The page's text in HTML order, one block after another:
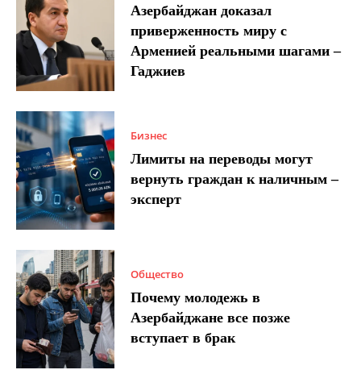
Азербайджан доказал
приверженность миру с
Арменией реальными шагами –
Гаджиев
Бизнес
Лимиты на переводы могут
вернуть граждан к наличным –
эксперт
Общество
Почему молодежь в
Азербайджане все позже
вступает в брак